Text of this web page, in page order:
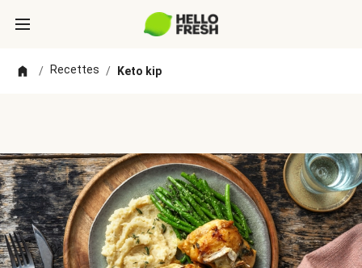
/ Recettes / Keto kip